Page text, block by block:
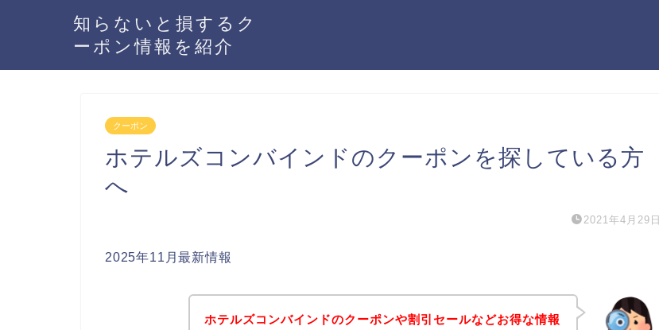
知らないと損するク
ーポン情報を紹介
クーポン
ホテルズコンバインドのクーポンを探している方
へ
2021年4月29日
2025年11月最新情報
ホテルズコンバインドのクーポンや割引セールなどお得な情報